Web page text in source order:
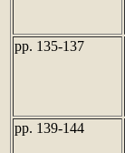
pp. 135-137
pp. 139-144